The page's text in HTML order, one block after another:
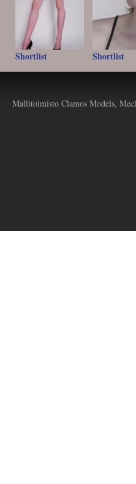
Shortlist Shortlist
Mallitoimisto Clamos Models,